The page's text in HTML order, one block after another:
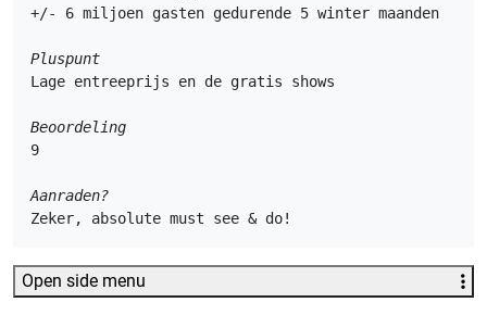
+/- 6 miljoen gasten gedurende 5 winter maanden
Pluspunt
Lage entreeprijs en de gratis shows
Beoordeling
9
Aanraden?
Zeker, absolute must see & do!
Open side menu